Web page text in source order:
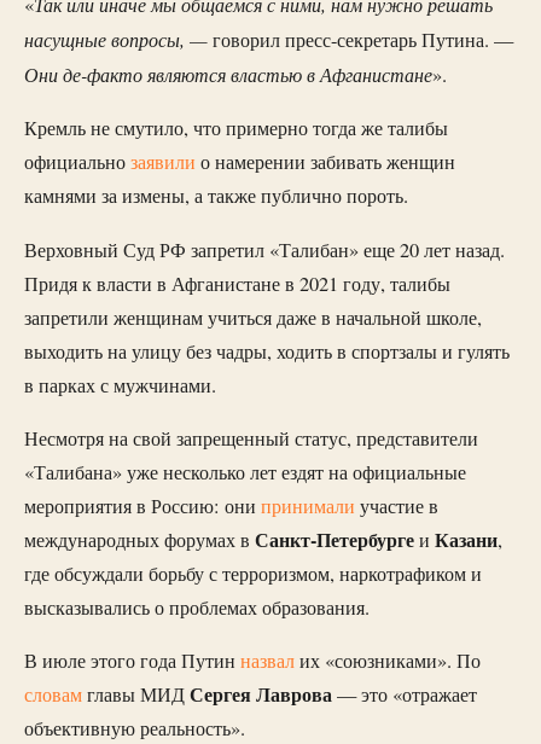
насущные вопросы, —говорил пресс-секретарь Путина. —
Они де-факто являются властью в Афганистане».
Кремль не смутило, что примерно тогда же талибы
официальнозаявили о намерении забивать женщин
камнями за измены, а также публично пороть.
Верховный Суд РФ запретил «Талибан» еще 20 лет назад.
Придя к власти в Афганистане в 2021 году, талибы
запретили женщинам учиться даже в начальной школе,
выходить на улицу без чадры, ходить в спортзалы и гулять
в парках с мужчинами.
Несмотря на свой запрещенный статус, представители
«Талибана» уже несколько лет ездят на официальные
мероприятия в Россию: они принимали участие в
международных форумах в Санкт-Петербургеи Казани,
где обсуждали борьбу с терроризмом, наркотрафиком и
высказывались о проблемах образования.
В июле этого года Путин назвалих «союзниками». По
словамглавы МИДСергея Лаврова— это «отражает
объективную реальность».